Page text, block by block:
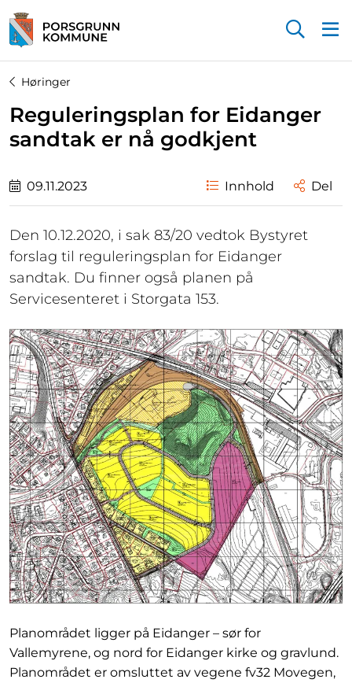
Høringer
Reguleringsplan for Eidanger
sandtak er nå godkjent
09.11.2023 Innhold Del
Den 10.12.2020, i sak 83/20 vedtok Bystyret
forslag til reguleringsplan for Eidanger
sandtak. Du finner også planen på
Servicesenteret i Storgata 153.
Planområdet ligger på Eidanger – sør for
Vallemyrene, og nord for Eidanger kirke og gravlund.
Planområdet er omsluttet av vegene fv32 Movegen,